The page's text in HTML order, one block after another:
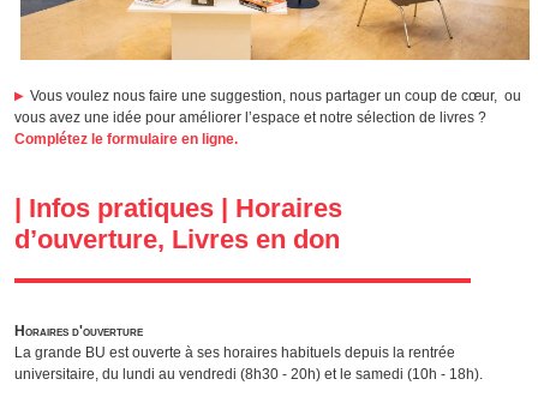
Vous voulez nous faire une suggestion, nous partager un coup de cœur, ou
vous avez une idée pour améliorer l’espace et notre sélection de livres ?
Complétez le formulaire en ligne.
| Infos pratiques | Horaires
d’ouverture, Livres en don
Horaires d'ouverture
La grande BU est ouverte à ses horaires habituels depuis la rentrée
universitaire, du lundi au vendredi (8h30 - 20h) et le samedi (10h - 18h).